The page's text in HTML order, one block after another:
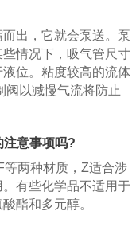
出，它就会泵送。泵
情况下，吸气管尺寸
位。粘度较高的流体
阀以减慢气流将防止
意事项吗?
两种材质，Z适合涉
有些化学品不适用于
酯和多元醇。